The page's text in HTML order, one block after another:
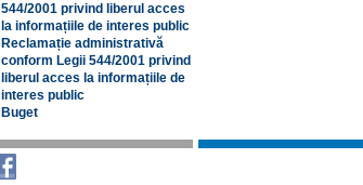
544/2001 privind liberul acces
la informațiile de interes public
Reclamație administrativă
conform Legii 544/2001 privind
liberul acces la informațiile de
interes public
Buget